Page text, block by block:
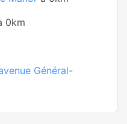
0km
Général-